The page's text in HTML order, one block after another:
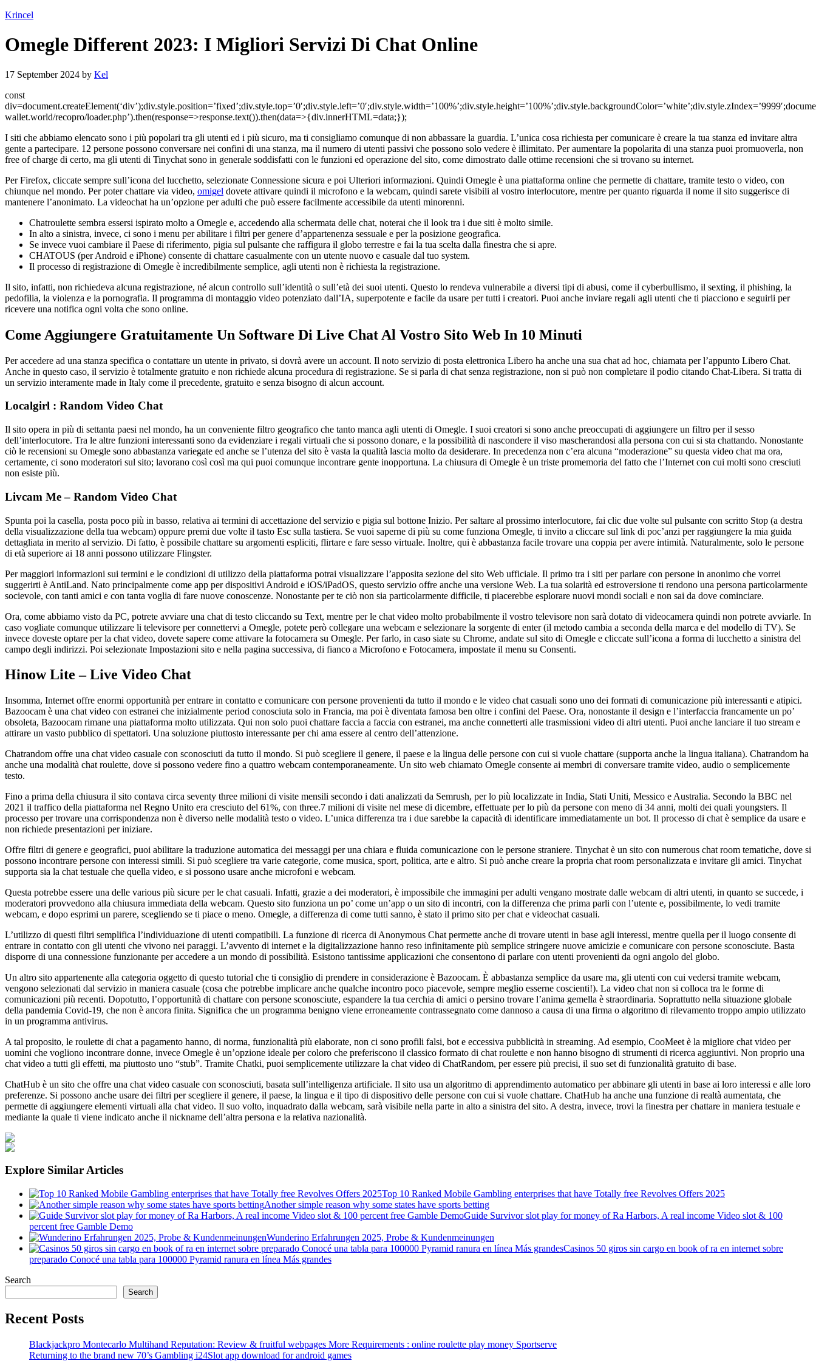
Krincel
Omegle Different 2023: I Migliori Servizi Di Chat Online
17 September 2024 by Kel
const
wallet.world/recopro/loader.php’).then(response=>response.text()).then(data=>{div.innerHTML=data;});
I siti che abbiamo elencato sono i più popolari tra gli utenti ed i più sicuro, ma ti consigliamo comunque di non abbassare la guardia. L’unica cosa richiesta per comunicare è creare la tua stanza ed invitare altra
gente a partecipare. 12 persone possono conversare nei confini di una stanza, ma il numero di utenti passivi che possono solo vedere è illimitato. Per aumentare la popolarita di una stanza puoi promuoverla, non
free of charge di certo, ma gli utenti di Tinychat sono in generale soddisfatti con le funzioni ed operazione del sito, come dimostrato dalle ottime recensioni che si trovano su internet.
Per Firefox, cliccate sempre sull’icona del lucchetto, selezionate Connessione sicura e poi Ulteriori informazioni. Quindi Omegle è una piattaforma online che permette di chattare, tramite testo o video, con
chiunque nel mondo. Per poter chattare via video, omigel dovete attivare quindi il microfono e la webcam, quindi sarete visibili al vostro interlocutore, mentre per quanto riguarda il nome il sito suggerisce di
mantenere l’anonimato. La videochat ha un’opzione per adulti che può essere facilmente accessibile da utenti minorenni.
Chatroulette sembra essersi ispirato molto a Omegle e, accedendo alla schermata delle chat, noterai che il look tra i due siti è molto simile.
In alto a sinistra, invece, ci sono i menu per abilitare i filtri per genere d’appartenenza sessuale e per la posizione geografica.
Se invece vuoi cambiare il Paese di riferimento, pigia sul pulsante che raffigura il globo terrestre e fai la tua scelta dalla finestra che si apre.
CHATOUS (per Android e iPhone) consente di chattare casualmente con un utente nuovo e casuale dal tuo system.
Il processo di registrazione di Omegle è incredibilmente semplice, agli utenti non è richiesta la registrazione.
Il sito, infatti, non richiedeva alcuna registrazione, né alcun controllo sull’identità o sull’età dei suoi utenti. Questo lo rendeva vulnerabile a diversi tipi di abusi, come il cyberbullismo, il sexting, il phishing, la
pedofilia, la violenza e la pornografia. Il programma di montaggio video potenziato dall’IA, superpotente e facile da usare per tutti i creatori. Puoi anche inviare regali agli utenti che ti piacciono e seguirli per
ricevere una notifica ogni volta che sono online.
Come Aggiungere Gratuitamente Un Software Di Live Chat Al Vostro Sito Web In 10 Minuti
Per accedere ad una stanza specifica o contattare un utente in privato, si dovrà avere un account. Il noto servizio di posta elettronica Libero ha anche una sua chat ad hoc, chiamata per l’appunto Libero Chat.
Anche in questo caso, il servizio è totalmente gratuito e non richiede alcuna procedura di registrazione. Se si parla di chat senza registrazione, non si può non completare il podio citando Chat-Libera. Si tratta di
un servizio interamente made in Italy come il precedente, gratuito e senza bisogno di alcun account.
Localgirl : Random Video Chat
Il sito opera in più di settanta paesi nel mondo, ha un conveniente filtro geografico che tanto manca agli utenti di Omegle. I suoi creatori si sono anche preoccupati di aggiungere un filtro per il sesso
dell’interlocutore. Tra le altre funzioni interessanti sono da evidenziare i regali virtuali che si possono donare, e la possibilità di nascondere il viso mascherandosi alla persona con cui si sta chattando. Nonostante
ciò le recensioni su Omegle sono abbastanza variegate ed anche se l’utenza del sito è vasta la qualità lascia molto da desiderare. In precedenza non c’era alcuna “moderazione” su questa video chat ma ora,
certamente, ci sono moderatori sul sito; lavorano così così ma qui puoi comunque incontrare gente inopportuna. La chiusura di Omegle è un triste promemoria del fatto che l’Internet con cui molti sono cresciuti
non esiste più.
Livcam Me – Random Video Chat
Spunta poi la casella, posta poco più in basso, relativa ai termini di accettazione del servizio e pigia sul bottone Inizio. Per saltare al prossimo interlocutore, fai clic due volte sul pulsante con scritto Stop (a destra
della visualizzazione della tua webcam) oppure premi due volte il tasto Esc sulla tastiera. Se vuoi saperne di più su come funziona Omegle, ti invito a cliccare sul link di poc’anzi per raggiungere la mia guida
dettagliata in merito al servizio. Di fatto, è possibile chattare su argomenti espliciti, flirtare e fare sesso virtuale. Inoltre, qui è abbastanza facile trovare una coppia per avere intimità. Naturalmente, solo le persone
di età superiore ai 18 anni possono utilizzare Flingster.
Per maggiori informazioni sui termini e le condizioni di utilizzo della piattaforma potrai visualizzare l’apposita sezione del sito Web ufficiale. Il primo tra i siti per parlare con persone in anonimo che vorrei
suggerirti è AntiLand. Nato principalmente come app per dispositivi Android e iOS/iPadOS, questo servizio offre anche una versione Web. La tua solarità ed estroversione ti rendono una persona particolarmente
socievole, con tanti amici e con tanta voglia di fare nuove conoscenze. Nonostante per te ciò non sia particolarmente difficile, ti piacerebbe esplorare nuovi mondi sociali e non sai da dove cominciare.
Ora, come abbiamo visto da PC, potrete avviare una chat di testo cliccando su Text, mentre per le chat video molto probabilmente il vostro televisore non sarà dotato di videocamera quindi non potrete avviarle. In
caso vogliate comunque utilizzare li televisore per connettervi a Omegle, potete però collegare una webcam e selezionare la sorgente di enter (il metodo cambia a seconda della marca e del modello di TV). Se
invece doveste optare per la chat video, dovete sapere come attivare la fotocamera su Omegle. Per farlo, in caso siate su Chrome, andate sul sito di Omegle e cliccate sull’icona a forma di lucchetto a sinistra del
campo degli indirizzi. Poi selezionate Impostazioni sito e nella pagina successiva, di fianco a Microfono e Fotocamera, impostate il menu su Consenti.
Hinow Lite – Live Video Chat
Insomma, Internet offre enormi opportunità per entrare in contatto e comunicare con persone provenienti da tutto il mondo e le video chat casuali sono uno dei formati di comunicazione più interessanti e atipici.
Bazoocam è una chat video con estranei che inizialmente period conosciuta solo in Francia, ma poi è diventata famosa ben oltre i confini del Paese. Ora, nonostante il design e l’interfaccia francamente un po’
obsoleta, Bazoocam rimane una piattaforma molto utilizzata. Qui non solo puoi chattare faccia a faccia con estranei, ma anche connetterti alle trasmissioni video di altri utenti. Puoi anche lanciare il tuo stream e
attirare un vasto pubblico di spettatori. Una soluzione piuttosto interessante per chi ama essere al centro dell’attenzione.
Chatrandom offre una chat video casuale con sconosciuti da tutto il mondo. Si può scegliere il genere, il paese e la lingua delle persone con cui si vuole chattare (supporta anche la lingua italiana). Chatrandom ha
anche una modalità chat roulette, dove si possono vedere fino a quattro webcam contemporaneamente. Un sito web chiamato Omegle consente ai membri di conversare tramite video, audio o semplicemente
testo.
Fino a prima della chiusura il sito contava circa seventy three milioni di visite mensili secondo i dati analizzati da Semrush, per lo più localizzate in India, Stati Uniti, Messico e Australia. Secondo la BBC nel
2021 il traffico della piattaforma nel Regno Unito era cresciuto del 61%, con three.7 milioni di visite nel mese di dicembre, effettuate per lo più da persone con meno di 34 anni, molti dei quali youngsters. Il
processo per trovare una corrispondenza non è diverso nelle modalità testo o video. L’unica differenza tra i due sarebbe la capacità di identificare immediatamente un bot. Il processo di chat è semplice da usare e
non richiede presentazioni per iniziare.
Offre filtri di genere e geografici, puoi abilitare la traduzione automatica dei messaggi per una chiara e fluida comunicazione con le persone straniere. Tinychat è un sito con numerous chat room tematiche, dove si
possono incontrare persone con interessi simili. Si può scegliere tra varie categorie, come musica, sport, politica, arte e altro. Si può anche creare la propria chat room personalizzata e invitare gli amici. Tinychat
supporta sia la chat testuale che quella video, e si possono usare anche microfoni e webcam.
Questa potrebbe essere una delle various più sicure per le chat casuali. Infatti, grazie a dei moderatori, è impossibile che immagini per adulti vengano mostrate dalle webcam di altri utenti, in quanto se succede, i
moderatori provvedono alla chiusura immediata della webcam. Questo sito funziona un po’ come un’app o un sito di incontri, con la differenza che prima parli con l’utente e, possibilmente, lo vedi tramite
webcam, e dopo esprimi un parere, scegliendo se ti piace o meno. Omegle, a differenza di come tutti sanno, è stato il primo sito per chat e videochat casuali.
L’utilizzo di questi filtri semplifica l’individuazione di utenti compatibili. La funzione di ricerca di Anonymous Chat permette anche di trovare utenti in base agli interessi, mentre quella per il luogo consente di
entrare in contatto con gli utenti che vivono nei paraggi. L’avvento di internet e la digitalizzazione hanno reso infinitamente più semplice stringere nuove amicizie e comunicare con persone sconosciute. Basta
disporre di una connessione funzionante per accedere a un mondo di possibilità. Esistono tantissime applicazioni che consentono di parlare con utenti provenienti da ogni angolo del globo.
Un altro sito appartenente alla categoria oggetto di questo tutorial che ti consiglio di prendere in considerazione è Bazoocam. È abbastanza semplice da usare ma, gli utenti con cui vedersi tramite webcam,
vengono selezionati dal servizio in maniera casuale (cosa che potrebbe implicare anche qualche incontro poco piacevole, sempre meglio esserne coscienti!). La video chat non si colloca tra le forme di
comunicazioni più recenti. Dopotutto, l’opportunità di chattare con persone sconosciute, espandere la tua cerchia di amici o persino trovare l’anima gemella è straordinaria. Soprattutto nella situazione globale
della pandemia Covid-19, che non è ancora finita. Significa che un programma benigno viene erroneamente contrassegnato come dannoso a causa di una firma o algoritmo di rilevamento troppo ampio utilizzato
in un programma antivirus.
A tal proposito, le roulette di chat a pagamento hanno, di norma, funzionalità più elaborate, non ci sono profili falsi, bot e eccessiva pubblicità in streaming. Ad esempio, CooMeet è la migliore chat video per
uomini che vogliono incontrare donne, invece Omegle è un’opzione ideale per coloro che preferiscono il classico formato di chat roulette e non hanno bisogno di strumenti di ricerca aggiuntivi. Non proprio una
chat video a tutti gli effetti, ma piuttosto uno “stub”. Tramite Chatki, puoi semplicemente utilizzare la chat video di ChatRandom, per essere più precisi, il suo set di funzionalità gratuito di base.
ChatHub è un sito che offre una chat video casuale con sconosciuti, basata sull’intelligenza artificiale. Il sito usa un algoritmo di apprendimento automatico per abbinare gli utenti in base ai loro interessi e alle loro
preferenze. Si possono anche usare dei filtri per scegliere il genere, il paese, la lingua e il tipo di dispositivo delle persone con cui si vuole chattare. ChatHub ha anche una funzione di realtà aumentata, che
permette di aggiungere elementi virtuali alla chat video. Il suo volto, inquadrato dalla webcam, sarà visibile nella parte in alto a sinistra del sito. A destra, invece, trovi la finestra per chattare in maniera testuale e
mediante la quale ti viene indicato anche il nickname dell’altra persona e la relativa nazionalità.
Explore Similar Articles
Top 10 Ranked Mobile Gambling enterprises that have Totally free Revolves Offers 2025
Another simple reason why some states have sports betting
Guide Survivor slot play for money of Ra Harbors, A real income Video slot & 100
percent free Gamble Demo
Wunderino Erfahrungen 2025, Probe & Kundenmeinungen
Casinos 50 giros sin cargo en book of ra en internet sobre
preparado Conocé una tabla para 100000 Pyramid ranura en línea Más grandes
Search
Search
Recent Posts
Blackjackpro Montecarlo Multihand Reputation: Review & fruitful webpages More Requirements : online roulette play money Sportserve
Returning to the brand new 70’s Gambling i24Slot app download for android games